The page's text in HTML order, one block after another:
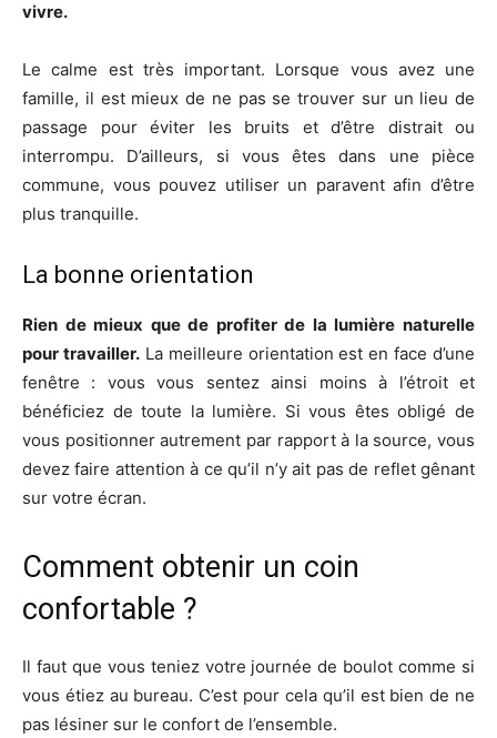
vivre.
Le calme est très important. Lorsque vous avez une
famille, il est mieux de ne pas se trouver sur un lieu de
passage pour éviter les bruits et d’être distrait ou
interrompu. D’ailleurs, si vous êtes dans une pièce
commune, vous pouvez utiliser un paravent afin d’être
plus tranquille.
La bonne orientation
Rien de mieux que de profiter de la lumière naturelle
pour travailler.La meilleure orientation est en face d’une
fenêtre : vous vous sentez ainsi moins à l’étroit et
bénéficiez de toute la lumière. Si vous êtes obligé de
vous positionner autrement par rapport à la source, vous
devez faire attention à ce qu’il n’y ait pas de reflet gênant
sur votre écran.
Comment obtenir un coin
confortable ?
Il faut que vous teniez votre journée de boulot comme si
vous étiez au bureau. C’est pour cela qu’il est bien de ne
pas lésiner sur le confort de l’ensemble.